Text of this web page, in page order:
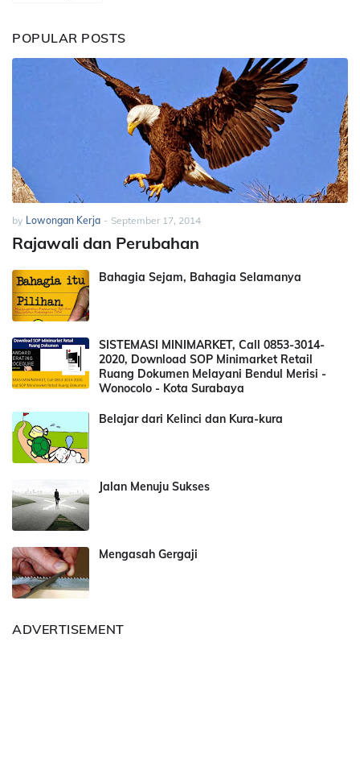
POPULAR POSTS
by Lowongan Kerja - September 17, 2014
Rajawali dan Perubahan
Bahagia Sejam, Bahagia Selamanya
SISTEMASI MINIMARKET, Call 0853-3014-
2020, Download SOP Minimarket Retail
Ruang Dokumen Melayani Bendul Merisi -
Wonocolo - Kota Surabaya
Belajar dari Kelinci dan Kura-kura
Jalan Menuju Sukses
Mengasah Gergaji
ADVERTISEMENT